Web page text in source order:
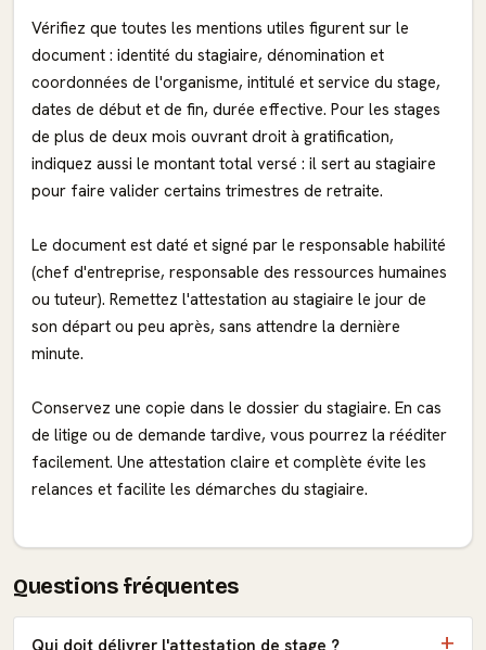
Vérifiez que toutes les mentions utiles figurent sur le
document : identité du stagiaire, dénomination et
coordonnées de l'organisme, intitulé et service du stage,
dates de début et de fin, durée effective. Pour les stages
de plus de deux mois ouvrant droit à gratification,
indiquez aussi le montant total versé : il sert au stagiaire
pour faire valider certains trimestres de retraite.
Le document est daté et signé par le responsable habilité
(chef d'entreprise, responsable des ressources humaines
ou tuteur). Remettez l'attestation au stagiaire le jour de
son départ ou peu après, sans attendre la dernière
minute.
Conservez une copie dans le dossier du stagiaire. En cas
de litige ou de demande tardive, vous pourrez la rééditer
facilement. Une attestation claire et complète évite les
relances et facilite les démarches du stagiaire.
Questions fréquentes
Qui doit délivrer l'attestation de stage ?